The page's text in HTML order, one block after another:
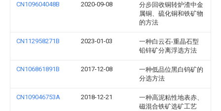
CN109604048B 2020-09-08
分步回收铜转炉渣中金
属铜、硫化铜和铁矿物
的方法
CN112958271B 2023-01-03
一种白云石-重晶石型
铅锌矿分离浮选方法
CN106861891B 2017-12-08
一种低品位黑白钨矿的
分选方法
CN109046753A 2018-12-21
一种高泥粘性地表赤、
磁混合铁矿选矿工艺